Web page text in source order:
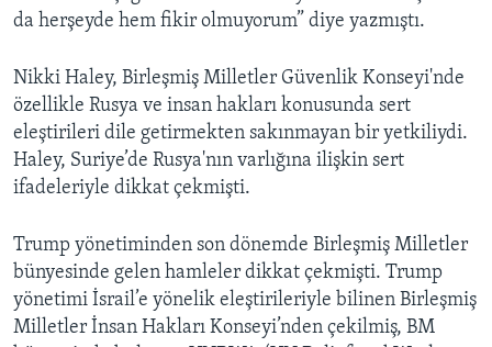
da herşeyde hem fikir olmuyorum” diye yazmıştı.
Nikki Haley, Birleşmiş Milletler Güvenlik Konseyi'nde
özellikle Rusya ve insan hakları konusunda sert
eleştirileri dile getirmekten sakınmayan bir yetkiliydi.
Haley, Suriye’de Rusya'nın varlığına ilişkin sert
ifadeleriyle dikkat çekmişti.
Trump yönetiminden son dönemde Birleşmiş Milletler
bünyesinde gelen hamleler dikkat çekmişti. Trump
yönetimi İsrail’e yönelik eleştirileriyle bilinen Birleşmiş
Milletler İnsan Hakları Konseyi’nden çekilmiş, BM